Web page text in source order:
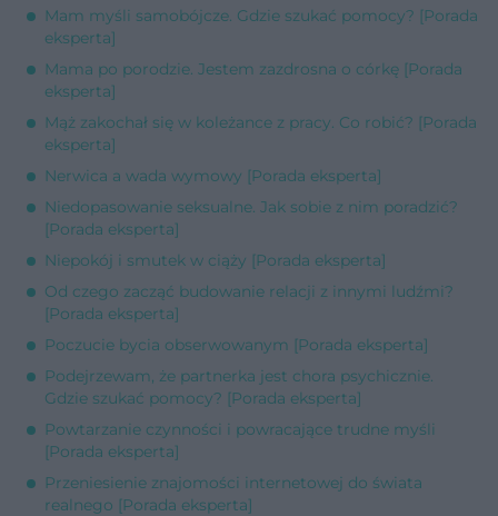
Mam myśli samobójcze. Gdzie szukać pomocy? [Porada
eksperta]
Mama po porodzie. Jestem zazdrosna o córkę [Porada
eksperta]
Mąż zakochał się w koleżance z pracy. Co robić? [Porada
eksperta]
Nerwica a wada wymowy [Porada eksperta]
Niedopasowanie seksualne. Jak sobie z nim poradzić?
[Porada eksperta]
Niepokój i smutek w ciąży [Porada eksperta]
Od czego zacząć budowanie relacji z innymi ludźmi?
[Porada eksperta]
Poczucie bycia obserwowanym [Porada eksperta]
Podejrzewam, że partnerka jest chora psychicznie.
Gdzie szukać pomocy? [Porada eksperta]
Powtarzanie czynności i powracające trudne myśli
[Porada eksperta]
Przeniesienie znajomości internetowej do świata
realnego [Porada eksperta]